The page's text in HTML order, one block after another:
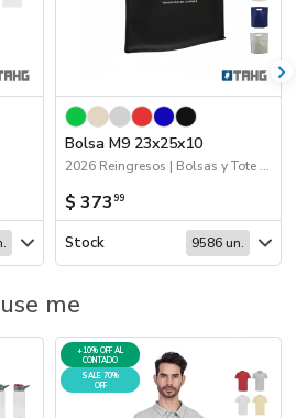
Bolsa M9 23x25x10
2026 Reingresos | Bolsas y Tote Bags
$ 373 99
Stock 9586 un.
me
+10% OFF AL
CONTADO
SALE 70%
OFF